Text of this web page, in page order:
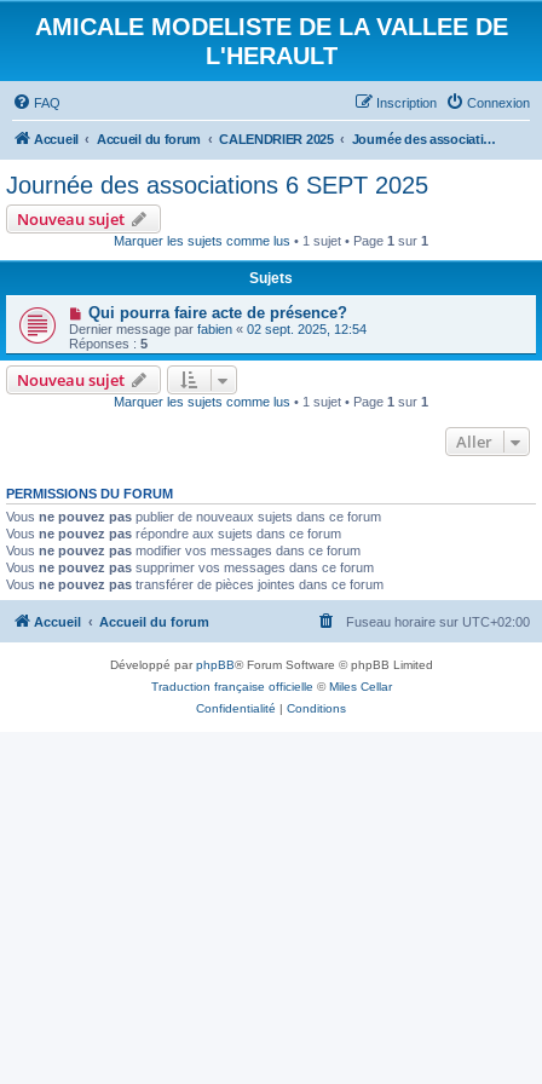
AMICALE MODELISTE DE LA VALLEE DE
L'HERAULT
FAQ Connexion
Inscription
Accueil Accueil du forum CALENDRIER 2025 Journée des associations 6 SEPT 2025
Journée des associations 6 SEPT 2025
Nouveau sujet
Marquer les sujets comme lus • 1 sujet • Page 1 sur 1
Sujets
Qui pourra faire acte de présence?
Dernier message par fabien « 02 sept. 2025, 12:54
Réponses : 5
Nouveau sujet
Marquer les sujets comme lus • 1 sujet • Page 1 sur 1
Aller
PERMISSIONS DU FORUM
Vous ne pouvez pas publier de nouveaux sujets dans ce forum
Vous ne pouvez pas répondre aux sujets dans ce forum
Vous ne pouvez pas modifier vos messages dans ce forum
Vous ne pouvez pas supprimer vos messages dans ce forum
Vous ne pouvez pas transférer de pièces jointes dans ce forum
Accueil Accueil du forum Fuseau horaire sur UTC+02:00
Développé parphpBB® Forum Software © phpBB Limited
Traduction française officielle ©Miles Cellar
Confidentialité | Conditions